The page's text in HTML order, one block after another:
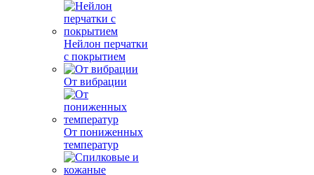
Нейлон перчатки
с покрытием
От вибрации
От пониженных
температур